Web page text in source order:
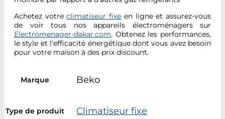
Achetez votreclimatiseur fixe en ligne et assurez-vous
de voir tous nos appareils électroménagers sur
Electromenager-dakar.com. Obtenez les performances,
le style et l’efficacité énergétique dont vous avez besoin
pour votre maison à des prix discount.
Marque Beko
Type de produit Climatiseur fixe